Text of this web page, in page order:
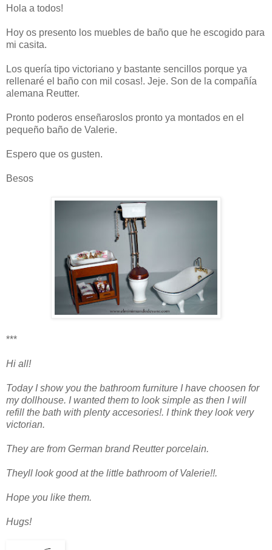
Hola a todos!
Hoy os presento los muebles de baño que he escogido para
mi casita.
Los quería tipo victoriano y bastante sencillos porque ya
rellenaré el baño con mil cosas!. Jeje. Son de la compañía
alemana Reutter.
Pronto poderos enseñaroslos pronto ya montados en el
pequeño baño de Valerie.
Espero que os gusten.
Besos
***
Hi all!
Today I show you the bathroom furniture I have choosen for
my dollhouse. I wanted them to look simple as then I will
refill the bath with plenty accesories!. I think they look very
victorian.
They are from German brand Reutter porcelain.
Theyll look good at the little bathroom of Valerie!!.
Hope you like them.
Hugs!